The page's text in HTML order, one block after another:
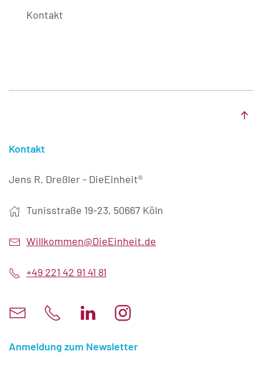
Kontakt
Kontakt
Jens R. Dreßler - DieEinheit®
Tunisstraße 19-23, 50667 Köln
Willkommen@DieEinheit.de
+49 221 42 91 41 81
Anmeldung zum Newsletter